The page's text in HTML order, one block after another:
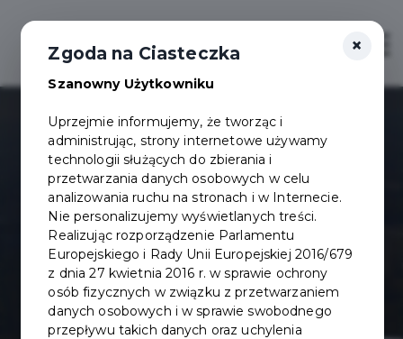
×
Zgoda na Ciasteczka
Szanowny Użytkowniku
Uprzejmie informujemy, że tworząc i
administrując, strony internetowe używamy
technologii służących do zbierania i
przetwarzania danych osobowych w celu
analizowania ruchu na stronach i w Internecie.
Nie personalizujemy wyświetlanych treści.
Realizując rozporządzenie Parlamentu
Europejskiego i Rady Unii Europejskiej 2016/679
z dnia 27 kwietnia 2016 r. w sprawie ochrony
osób fizycznych w związku z przetwarzaniem
danych osobowych i w sprawie swobodnego
przepływu takich danych oraz uchylenia